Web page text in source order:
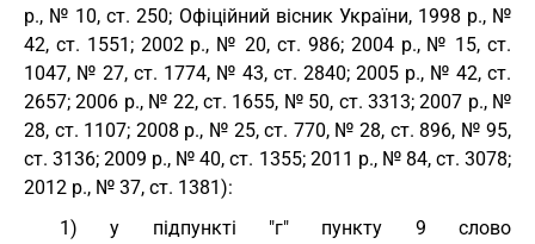
р., № 10, ст. 250; Офіційний вісник України, 1998 р., №
42, ст. 1551; 2002 р., № 20, ст. 986; 2004 р., № 15, ст.
1047, № 27, ст. 1774, № 43, ст. 2840; 2005 р., № 42, ст.
2657; 2006 р., № 22, ст. 1655, № 50, ст. 3313; 2007 р., №
28, ст. 1107; 2008 р., № 25, ст. 770, № 28, ст. 896, № 95,
ст. 3136; 2009 р., № 40, ст. 1355; 2011 р., № 84, ст. 3078;
2012 р., № 37, ст. 1381):
1) у підпункті "г" пункту 9 слово